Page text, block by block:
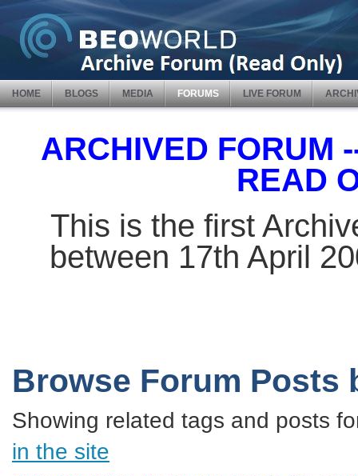
HOME BLOGS MEDIA FORUMS LIVE FORUM
ARCHIVED FORUM
READ
This is the first
between 17th April
Browse Forum Posts
Showing related tags and posts
in the site